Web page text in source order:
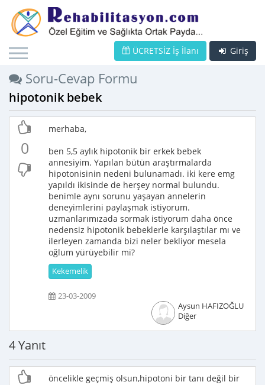
Giriş
ÜCRETSİZ İş İlanı
Soru-Cevap Formu
hipotonik bebek
0
merhaba,
ben 5,5 aylık hipotonik bir erkek bebek
annesiyim. Yapılan bütün araştırmalarda
hipotonisinin nedeni bulunamadı. iki kere emg
yapıldı ikisinde de herşey normal bulundu.
benimle aynı sorunu yaşayan annelerin
deneyimlerini paylaşmak istiyorum.
uzmanlarımızada sormak istiyorum daha önce
nedensiz hipotonik bebeklerle karşılaştılar mı ve
ilerleyen zamanda bizi neler bekliyor mesela
oğlum yürüyebilir mi?
Kekemelik
23-03-2009
Aysun HAFIZOĞLU
Diğer
4 Yanıt
öncelikle geçmiş olsun,hipotoni bir tanı değil bir